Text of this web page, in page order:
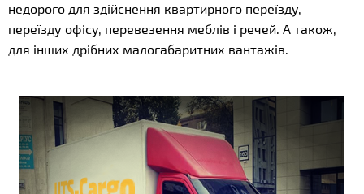
недорого для здійснення квартирного переїзду,
переїзду офісу, перевезення меблів і речей. А також,
для інших дрібних малогабаритних вантажів.